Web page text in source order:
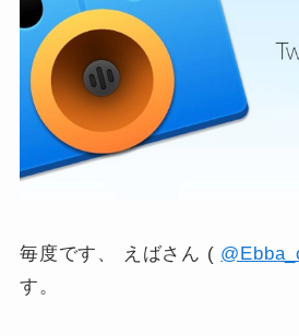
毎度です、 えばさん (
す。